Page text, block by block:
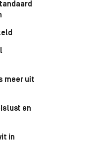
meer uit
en
in